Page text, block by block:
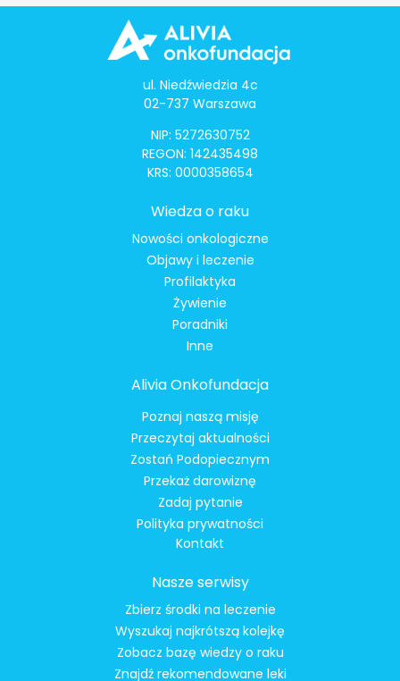
ul. Niedźwiedzia 4c
02-737 Warszawa
NIP: 5272630752
REGON: 142435498
KRS: 0000358654
Wiedza o raku
Nowości onkologiczne
Objawy i leczenie
Profilaktyka
Żywienie
Poradniki
Inne
Alivia Onkofundacja
Poznaj naszą misję
Przeczytaj aktualności
Zostań Podopiecznym
Przekaż darowiznę
Zadaj pytanie
Polityka prywatności
Kontakt
Nasze serwisy
Zbierz środki na leczenie
Wyszukaj najkrótszą kolejkę
Zobacz bazę wiedzy o raku
Znajdź rekomendowane leki